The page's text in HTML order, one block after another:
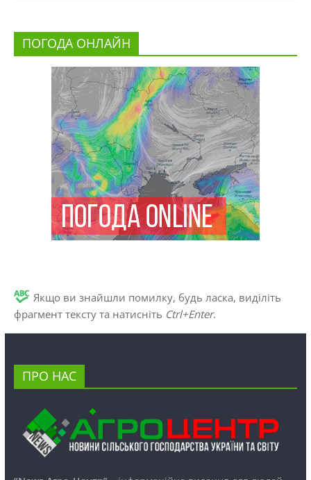
ПОГОДА ОНЛАЙН
Якщо ви знайшли помилку, будь ласка, виділіть
фрагмент тексту та натисніть Ctrl+Enter.
ПРО НАС